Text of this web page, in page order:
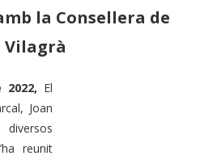
la Consellera de
Vilagrà
El
Joan
reunit